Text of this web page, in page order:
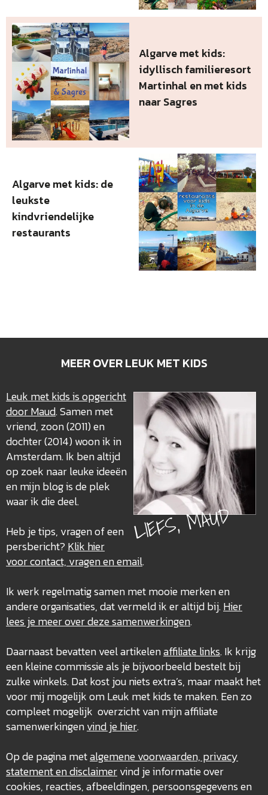
Algarve met kids:
idyllisch familieresort
Martinhal en met kids
naar Sagres
Algarve met kids: de
leukste
kindvriendelijke
restaurants
MEER OVER LEUK MET KIDS
LIEFS, MAUD
Leuk met kids is opgericht
door Maud. Samen met
vriend, zoon (2011) en
dochter (2014) woon ik in
Amsterdam. Ik ben altijd
op zoek naar leuke ideeën
en mijn blog is de plek
waar ik die deel.
Heb je tips, vragen of een
persbericht?Klik hier
voor contact, vragen en email.
Ik werk regelmatig samen met mooie merken en
andere organisaties, dat vermeld ik er altijd bij.Hier
lees je meer over dezesamenwerkingen.
Daarnaast bevatten veel artikelenaffiliate links. Ik krijg
een kleine commissie als je bijvoorbeeld bestelt bij
zulke winkels. Dat kost jou niets extra’s, maar maakt het
voor mij mogelijk om Leuk met kids te maken. Een zo
compleet mogelijk overzicht van mijn affiliate
samenwerkingenvind je hier.
Op de pagina metalgemene voorwaarden, privacy
statement en disclaimervind je informatie over
cookies, reacties, afbeeldingen, persoonsgegevens en